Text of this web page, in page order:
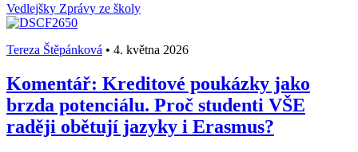
Vedlejšky Zprávy ze školy
Tereza Štěpánková • 4. května 2026
Komentář: Kreditové poukázky jako
brzda potenciálu. Proč studenti VŠE
raději obětují jazyky i Erasmus?